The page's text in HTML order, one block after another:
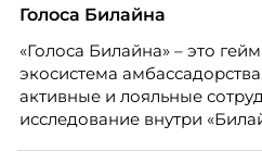
по работе с персоналом
распределенной команды
бесконечных созвонов.
Голоса Билайна
«Голоса Билайна» – это
экосистема
активные и лояльные
исследование внутри